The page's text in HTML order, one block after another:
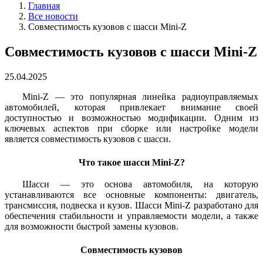
Главная
Все новости
Совместимость кузовов с шасси Mini-Z
Совместимость кузовов с шасси Mini-Z
25.04.2025
Mini-Z — это популярная линейка радиоуправляемых
автомобилей, которая привлекает внимание своей
доступностью и возможностью модификации. Одним из
ключевых аспектов при сборке или настройке модели
является совместимость кузовов с шасси.
Что такое шасси Mini-Z?
Шасси — это основа автомобиля, на которую
устанавливаются все основные компоненты: двигатель,
трансмиссия, подвеска и кузов. Шасси Mini-Z разработано для
обеспечения стабильности и управляемости модели, а также
для возможности быстрой замены кузовов.
Совместимость кузовов